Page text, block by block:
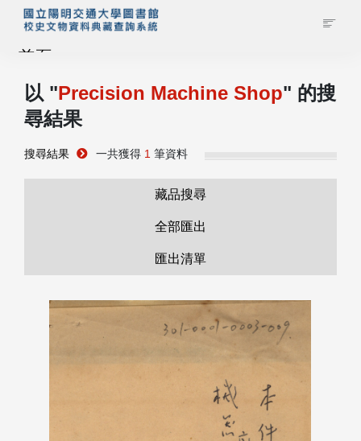
首頁
藏品查詢
校史館簡介
管理者登入
以 "Precision Machine Shop" 的搜
尋結果
搜尋結果 一共獲得 1 筆資料
藏品搜尋
全部匯出
匯出清單